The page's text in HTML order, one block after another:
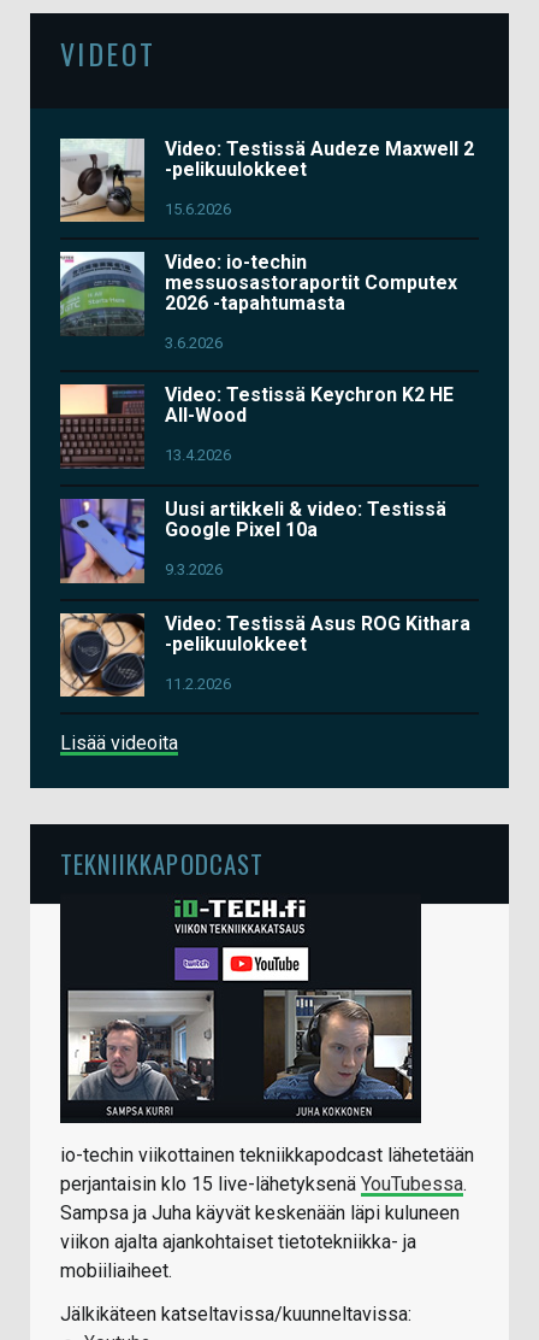
VIDEOT
Video: Testissä Audeze Maxwell 2
-pelikuulokkeet
15.6.2026
Video: io-techin
messuosastoraportit Computex
2026 -tapahtumasta
3.6.2026
Video: Testissä Keychron K2 HE
All-Wood
13.4.2026
Uusi artikkeli & video: Testissä
Google Pixel 10a
9.3.2026
Video: Testissä Asus ROG Kithara
-pelikuulokkeet
11.2.2026
Lisää videoita
TEKNIIKKAPODCAST
io-techin viikottainen tekniikkapodcast lähetetään
perjantaisin klo 15 live-lähetyksenä YouTubessa.
Sampsa ja Juha käyvät keskenään läpi kuluneen
viikon ajalta ajankohtaiset tietotekniikka- ja
mobiiliaiheet.
Jälkikäteen katseltavissa/kuunneltavissa: